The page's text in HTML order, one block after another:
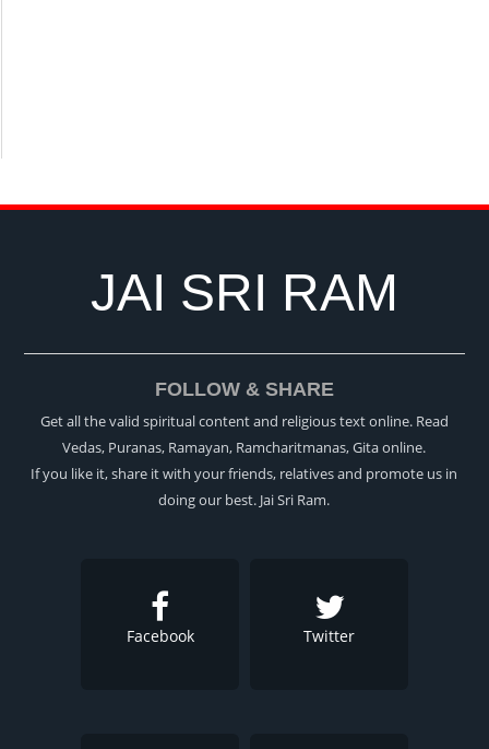
JAI SRI RAM
FOLLOW & SHARE
Get all the valid spiritual content and religious text online. Read
Vedas, Puranas, Ramayan, Ramcharitmanas, Gita online.
If you like it, share it with your friends, relatives and promote us in
doing our best. Jai Sri Ram.
Facebook Twitter